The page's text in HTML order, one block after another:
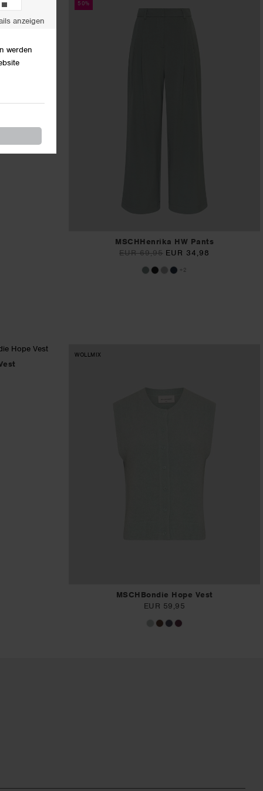
Klicken Sie hier, um mehr über die
Rückgabebedingungen in Ihrem Land zu erfahren.
50%
MSCHHenrika HW Pants
EUR 69,95 EUR 34,98
+2
WOLLMIX
MSCHBondie Hope Vest
EUR 59,95